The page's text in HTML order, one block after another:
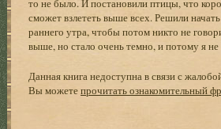
то не было. И постановили птицы, что
сможет взлететь выше всех. Решили
раннего утра, чтобы потом никто не
выше, но стало очень темно, и потому я не
Данная книга недоступна в связи с
Вы можетепрочитать ознакомительный